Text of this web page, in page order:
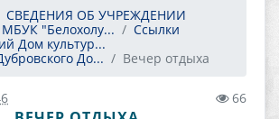
СВЕДЕНИЯ ОБ УЧРЕЖДЕНИИ
"Белохолу...
Ссылки
Дом культур...
До...
Вечер отдыха
66